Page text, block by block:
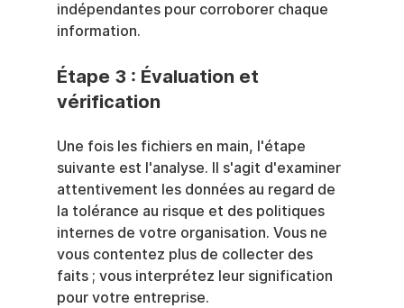
indépendantes pour corroborer chaque
information.
Étape 3 : Évaluation et
vérification
Une fois les fichiers en main, l'étape
suivante est l'analyse. Il s'agit d'examiner
attentivement les données au regard de
la tolérance au risque et des politiques
internes de votre organisation. Vous ne
vous contentez plus de collecter des
faits ; vous interprétez leur signification
pour votre entreprise.